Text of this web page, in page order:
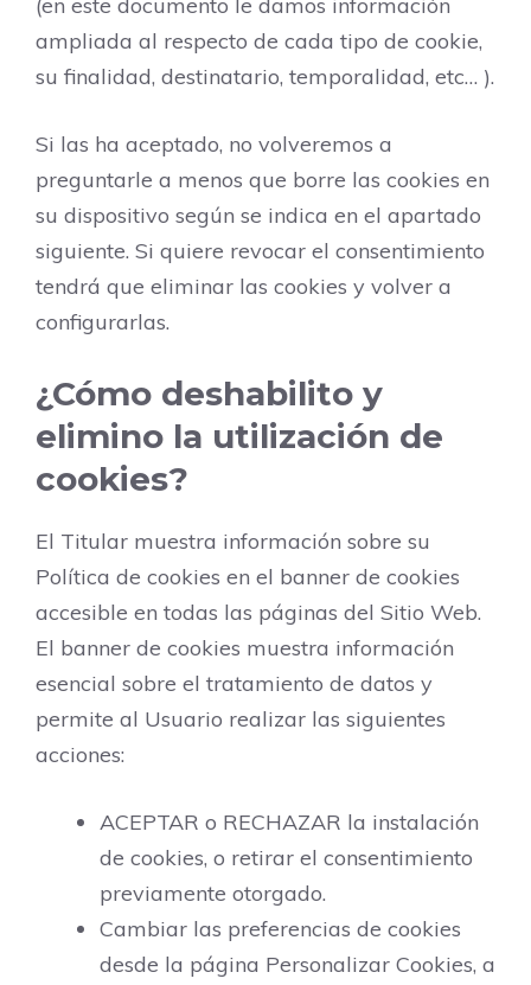
(en este documento le damos información
ampliada al respecto de cada tipo de cookie,
su finalidad, destinatario, temporalidad, etc… ).
Si las ha aceptado, no volveremos a
preguntarle a menos que borre las cookies en
su dispositivo según se indica en el apartado
siguiente. Si quiere revocar el consentimiento
tendrá que eliminar las cookies y volver a
configurarlas.
¿Cómo deshabilito y
elimino la utilización de
cookies?
El Titular muestra información sobre su
Política de cookies en el banner de cookies
accesible en todas las páginas del Sitio Web.
El banner de cookies muestra información
esencial sobre el tratamiento de datos y
permite al Usuario realizar las siguientes
acciones:
ACEPTAR o RECHAZAR la instalación
de cookies, o retirar el consentimiento
previamente otorgado.
Cambiar las preferencias de cookies
desde la página Personalizar Cookies, a